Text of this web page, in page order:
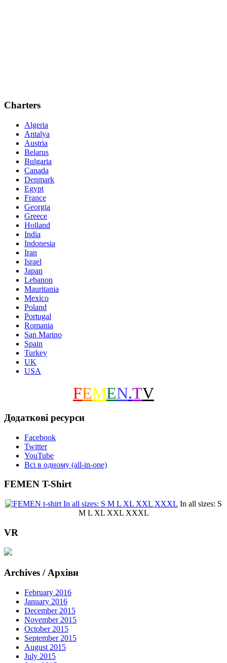
Charters
Algeria
Antalya
Austria
Belarus
Bulgaria
Canada
Denmark
Egypt
France
Georgia
Greece
Holland
India
Indonesia
Iran
Israel
Japan
Lebanon
Mauritania
Mexico
Poland
Portugal
Romania
San Marino
Spain
Turkey
UK
USA
FEMEN.TV
Додаткові ресурси
Facebook
Twitter
YouTube
Всі в одному (all-in-one)
FEMEN T-Shirt
In all sizes: S
M L XL XXL XXXL
VR
Archives / Архіви
February 2016
January 2016
December 2015
November 2015
October 2015
September 2015
August 2015
July 2015